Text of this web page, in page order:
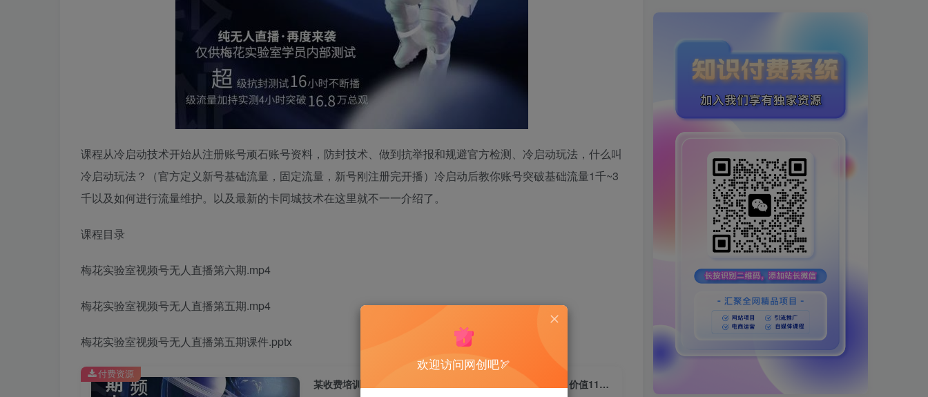
课程从冷启动技术开始从注册账号顽石账号资料，防封技术、做到抗举报和规避官方检测、冷启动玩法，什么叫
冷启动玩法？（官方定义新号基础流量，固定流量，新号刚注册完开播）冷启动后教你账号突破基础流量1千~3
千以及如何进行流量维护。以及最新的卡同城技术在这里就不一一介绍了。
课程目录
梅花实验室视频号无人直播第六期.mp4
梅花实验室视频号无人直播第五期.mp4
梅花实验室视频号无人直播第五期课件.pptx
某收费培训:微信视频号无人直播第5-6期,利润改变你的生活 价值1180元
付费资源
网创吧-限时优惠 别错过!
欢迎访问网创吧🏹